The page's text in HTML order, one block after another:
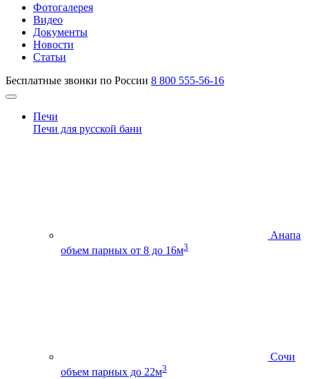
Фотогалерея
Видео
Документы
Новости
Статьи
Бесплатные звонки по России 8 800 555-56-16
Печи
Печи для русской бани
Анапа
объем парных от 8 до 16м3
Сочи
объем парных до 22м3